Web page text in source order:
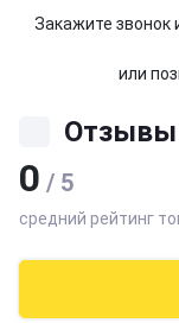
Закажите звонок
или
Отзывы
0 / 5
средний рейтинг